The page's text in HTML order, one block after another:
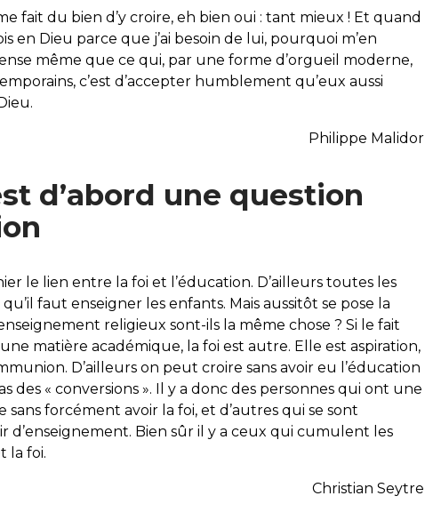
fait du bien d’y croire, eh bien oui : tant mieux ! Et quand
en Dieu parce que j’ai besoin de lui, pourquoi m’en
même que ce qui, par une forme d’orgueil moderne,
c’est d’accepter humblement qu’eux aussi
Philippe Malidor
d’abord une question
le lien entre la foi et l’éducation. D’ailleurs toutes les
faut enseigner les enfants. Mais aussitôt se pose la
religieux sont-ils la même chose ? Si le fait
matière académique, la foi est autre. Elle est aspiration,
D’ailleurs on peut croire sans avoir eu l’éducation
des « conversions ». Il y a donc des personnes qui ont une
forcément avoir la foi, et d’autres qui se sont
d’enseignement. Bien sûr il y a ceux qui cumulent les
la foi.
Christian Seytre